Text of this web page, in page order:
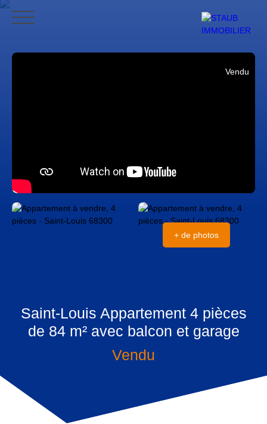
ACCUEIL ACHETER VENDRE NOS AVIS CONTACT
Vendu
+ de photos
Saint-Louis Appartement 4 pièces
de 84 m² avec balcon et garage
Vendu